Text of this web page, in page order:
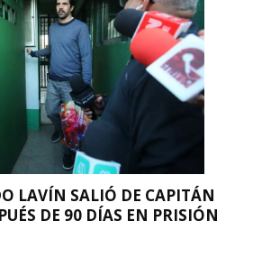
LAVÍN SALIÓ DE CAPITÁN
DE 90 DÍAS EN PRISIÓN